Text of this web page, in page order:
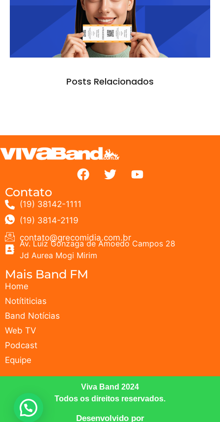
Posts Relacionados
Contato
(19) 38142-1111
(19) 3814-2119
contato@grecomidia.com.br
Av. Luiz Gonzaga de Amoedo Campos 28
Jd Aurea Mogi Mirim
Mais Band FM
Home
Notítiticias
Band Notícias
Web TV
Podcast
Equipe
Viva Band 2024
Todos os direitos reservados.
Desenvolvido por